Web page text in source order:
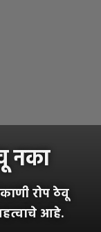
नका
रोप ठेवू
आहे.